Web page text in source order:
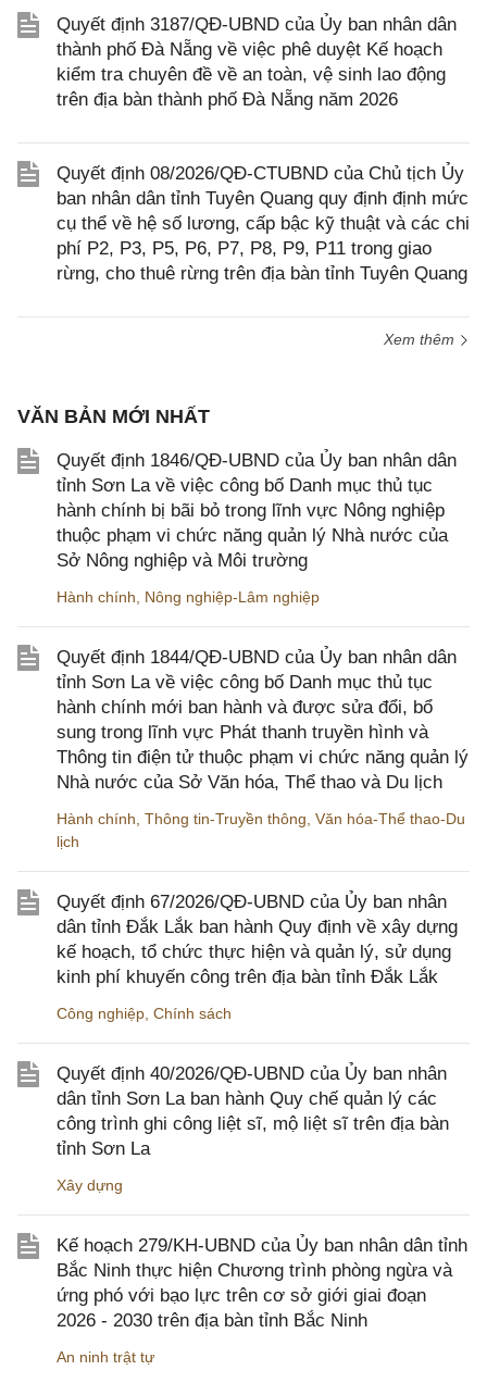
Quyết định 3187/QĐ-UBND của Ủy ban nhân dân
thành phố Đà Nẵng về việc phê duyệt Kế hoạch
kiểm tra chuyên đề về an toàn, vệ sinh lao động
trên địa bàn thành phố Đà Nẵng năm 2026
Quyết định 08/2026/QĐ-CTUBND của Chủ tịch Ủy
ban nhân dân tỉnh Tuyên Quang quy định định mức
cụ thể về hệ số lương, cấp bậc kỹ thuật và các chi
phí P2, P3, P5, P6, P7, P8, P9, P11 trong giao
rừng, cho thuê rừng trên địa bàn tỉnh Tuyên Quang
Xem thêm
VĂN BẢN MỚI NHẤT
Quyết định 1846/QĐ-UBND của Ủy ban nhân dân
tỉnh Sơn La về việc công bố Danh mục thủ tục
hành chính bị bãi bỏ trong lĩnh vực Nông nghiệp
thuộc phạm vi chức năng quản lý Nhà nước của
Sở Nông nghiệp và Môi trường
Hành chính Nông nghiệp-Lâm nghiệp
Quyết định 1844/QĐ-UBND của Ủy ban nhân dân
tỉnh Sơn La về việc công bố Danh mục thủ tục
hành chính mới ban hành và được sửa đổi, bổ
sung trong lĩnh vực Phát thanh truyền hình và
Thông tin điện tử thuộc phạm vi chức năng quản lý
Nhà nước của Sở Văn hóa, Thể thao và Du lịch
Hành chính Thông tin-Truyền thông Văn hóa-Thể thao-Du
lịch
Quyết định 67/2026/QĐ-UBND của Ủy ban nhân
dân tỉnh Đắk Lắk ban hành Quy định về xây dựng
kế hoạch, tổ chức thực hiện và quản lý, sử dụng
kinh phí khuyến công trên địa bàn tỉnh Đắk Lắk
Công nghiệp Chính sách
Quyết định 40/2026/QĐ-UBND của Ủy ban nhân
dân tỉnh Sơn La ban hành Quy chế quản lý các
công trình ghi công liệt sĩ, mộ liệt sĩ trên địa bàn
tỉnh Sơn La
Xây dựng
Kế hoạch 279/KH-UBND của Ủy ban nhân dân tỉnh
Bắc Ninh thực hiện Chương trình phòng ngừa và
ứng phó với bạo lực trên cơ sở giới giai đoạn
2026 - 2030 trên địa bàn tỉnh Bắc Ninh
An ninh trật tự